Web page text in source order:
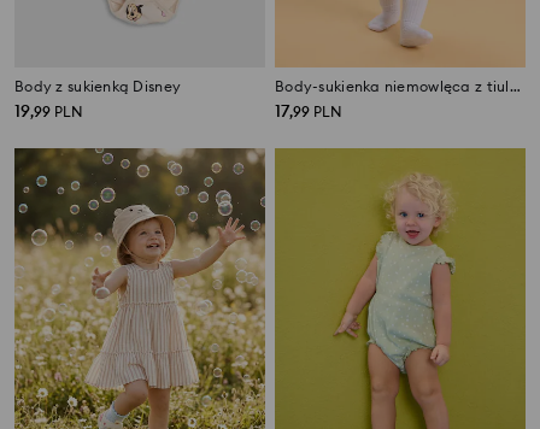
Body z sukienką Disney
19,99 PLN
Body-sukienka niemowlęca z tiulową spódniczką w kropki
17,99 PLN